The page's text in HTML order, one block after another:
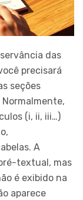
das
precisará
seções
(i, ii, iii…)
A
textual, mas
é exibido na
aparece